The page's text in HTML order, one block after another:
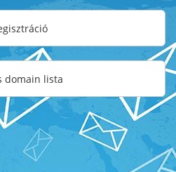
domain lista